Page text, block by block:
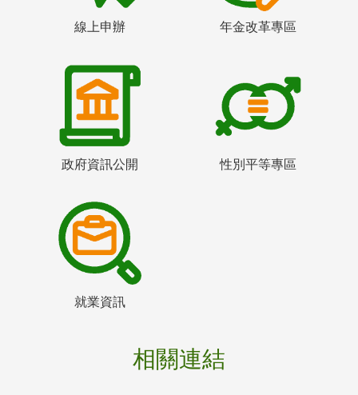
線上申辦 年金改革專區
政府資訊公開 性別平等專區
就業資訊
相關連結